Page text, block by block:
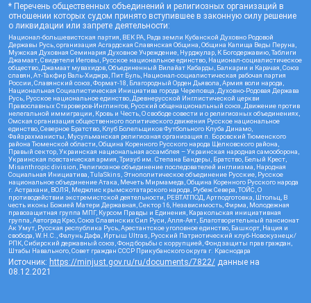
* Перечень общественных объединений и религиозных организаций в
отношении которых судом принято вступившее в законную силу решение
о ликвидации или запрете деятельности:
Национал-большевистская партия, ВЕК РА, Рада земли Кубанской Духовно Родовой
Державы Русь, организация Асгардская Славянская Община, Община Капища Веды Перуна,
Мужская Духовная Семинария Духовное Учреждение, Нурджулар, К Богодержавию, Таблиги
Джамаат, Свидетели Иеговы, Русское национальное единство, Национал-социалистическое
общество, Джамаат мувахидов, Объединенный Вилайат Кабарды, Балкарии и Карачая, Союз
славян, Ат-Такфир Валь-Хиджра, Пит Буль, Национал-социалистическая рабочая партия
России, Славянский союз, Формат-18, Благородный Орден Дьявола, Армия воли народа,
Национальная Социалистическая Инициатива города Череповца, Духовно-Родовая Держава
Русь, Русское национальное единство, Древнерусской Инглистической церкви
Православных Староверов-Инглингов, Русский общенациональный союз, Движение против
нелегальной иммиграции, Кровь и Честь, О свободе совести и о религиозных объединениях,
Омская организация общественного политического движения Русское национальное
единство, Северное Братство, Клуб Болельщиков Футбольного Клуба Динамо,
Файзрахманисты, Мусульманская религиозная организация п. Боровский Тюменского
района Тюменской области, Община Коренного Русского народа Щелковского района,
Правый сектор, Украинская национальная ассамблея – Украинская народная самооборона,
Украинская повстанческая армия, Тризуб им. Степана Бандеры, Братство, Белый Крест,
Misanthropic division, Религиозное объединение последователей инглиизма, Народная
Социальная Инициатива, TulaSkins, Этнополитическое объединение Русские, Русское
национальное объединение Атака, Мечеть Мирмамеда, Община Коренного Русского народа
г. Астрахани, ВОЛЯ, Меджлис крымскотатарского народа, Рубеж Севера, ТОЙС, О
противодействии экстремистской деятельности, РЕВТАТПОД, Артподготовка, Штольц, В
честь иконы Божией Матери Державная, Сектор 16, Независимость, Фирма, Молодежная
правозащитная группа МПГ, Курсом Правды и Единения, Каракольская инициативная
группа, Автоград Крю, Союз Славянских Сил Руси, Алля-Аят, Благотворительный пансионат
Ак Умут, Русская республика Русь, Арестантское уголовное единство, Башкорт, Нация и
свобода, W.H.С., Фалунь Дафа, Иртыш Ultras, Русский Патриотический клуб-Новокузнецк/
РПК, Сибирский державный союз, Фонд борьбы с коррупцией, Фонд защиты прав граждан,
Штабы Навального, Совет граждан СССР Прикубанского округа г. Краснодара
Источник: https://minjust.gov.ru/ru/documents/7822/ данные на
08.12.2021